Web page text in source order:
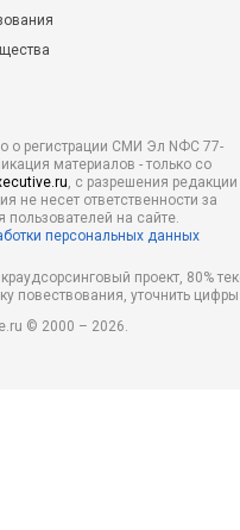
о регистрации СМИ Эл NФС 77-
материалов - только со
, с разрешения редакции
не несет ответственности за
пользователей на сайте.
персональных данных
проект, 80%
повествования, уточнить
© 2000 – 2026.